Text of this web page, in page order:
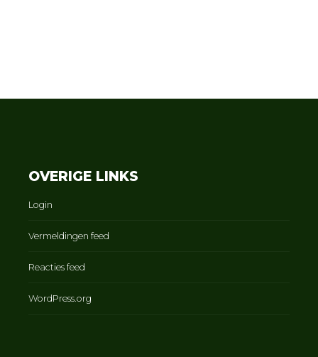
OVERIGE LINKS
Login
Vermeldingen feed
Reacties feed
WordPress.org